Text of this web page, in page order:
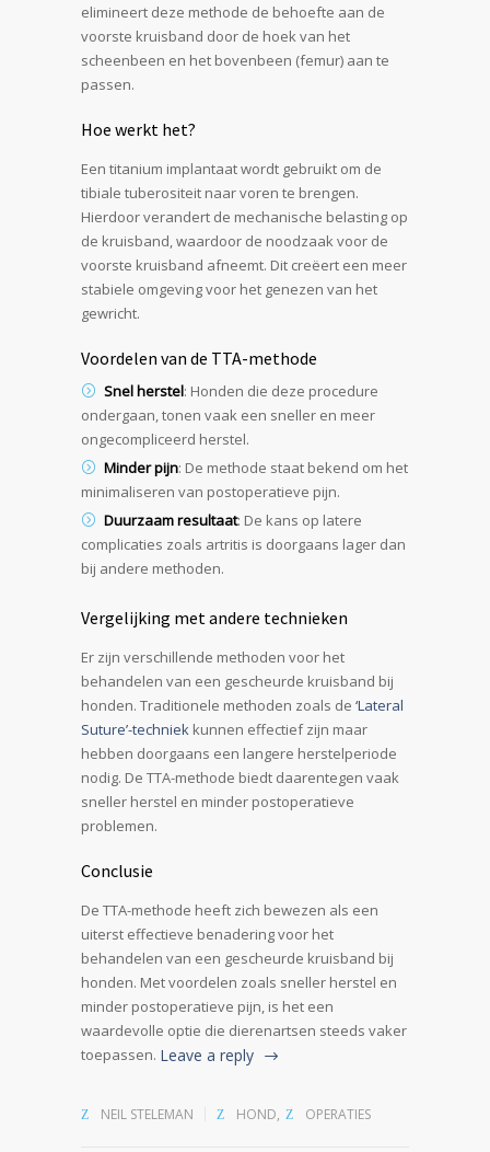
elimineert deze methode de behoefte aan de
voorste kruisband door de hoek van het
scheenbeen en het bovenbeen (femur) aan te
passen.
Hoe werkt het?
Een titanium implantaat wordt gebruikt om de
tibiale tuberositeit naar voren te brengen.
Hierdoor verandert de mechanische belasting op
de kruisband, waardoor de noodzaak voor de
voorste kruisband afneemt. Dit creëert een meer
stabiele omgeving voor het genezen van het
gewricht.
Voordelen van de TTA-methode
Snel herstel: Honden die deze procedure
ondergaan, tonen vaak een sneller en meer
ongecompliceerd herstel.
Minder pijn: De methode staat bekend om het
minimaliseren van postoperatieve pijn.
Duurzaam resultaat: De kans op latere
complicaties zoals artritis is doorgaans lager dan
bij andere methoden.
Vergelijking met andere technieken
Er zijn verschillende methoden voor het
behandelen van een gescheurde kruisband bij
honden. Traditionele methoden zoals de ‘Lateral
Suture’-techniek kunnen effectief zijn maar
hebben doorgaans een langere herstelperiode
nodig. De TTA-methode biedt daarentegen vaak
sneller herstel en minder postoperatieve
problemen.
Conclusie
De TTA-methode heeft zich bewezen als een
uiterst effectieve benadering voor het
behandelen van een gescheurde kruisband bij
honden. Met voordelen zoals sneller herstel en
minder postoperatieve pijn, is het een
waardevolle optie die dierenartsen steeds vaker
toepassen. Leave a reply
NEIL STELEMAN HOND, OPERATIES